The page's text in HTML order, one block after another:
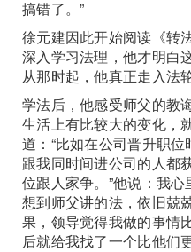
搞错了。”
徐元建因此开始阅读《转
深入学习法理，他才明白
从那时起，他真正走入法
学法后，他感受师父的教
生活上有比较大的变化，
道：“比如在公司晋升职位
跟我同时间进公司的人都
位跟人家争。”他说：我
想到师父讲的法，依旧兢
果，领导觉得我做的事情
后就给我找了一个比他们